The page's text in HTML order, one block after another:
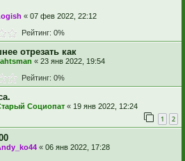
« 07 фев 2022, 22:12
Рейтинг: 0%
отрезать как
« 23 янв 2022, 19:54
Рейтинг: 0%
Социопат « 19 янв 2022, 12:24
1 2
« 06 янв 2022, 17:28